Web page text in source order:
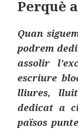
o
k
Perquè
Quan
podrem
assolir
escriure
lliures,
dedicat a
països